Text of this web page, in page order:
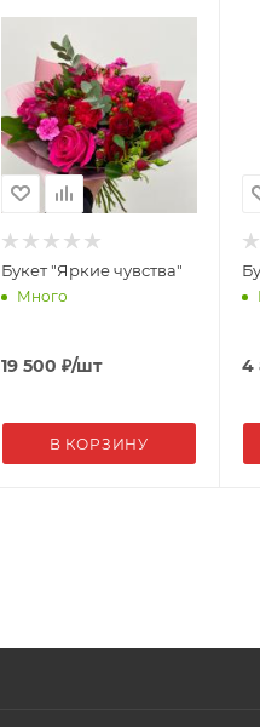
Букет "Яркие чувства"
Много
19 500 ₽/шт
В КОРЗИНУ
4